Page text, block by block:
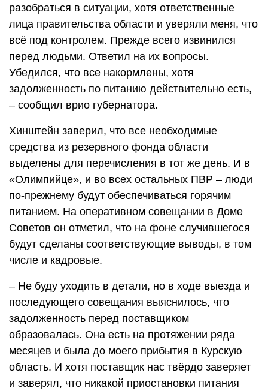
разобраться в ситуации, хотя ответственные
лица правительства области и уверяли меня, что
всё под контролем. Прежде всего извинился
перед людьми. Ответил на их вопросы.
Убедился, что все накормлены, хотя
задолженность по питанию действительно есть,
– сообщил врио губернатора.
Хинштейн заверил, что все необходимые
средства из резервного фонда области
выделены для перечисления в тот же день. И в
«Олимпийце», и во всех остальных ПВР – люди
по-прежнему будут обеспечиваться горячим
питанием. На оперативном совещании в Доме
Советов он отметил, что на фоне случившегося
будут сделаны соответствующие выводы, в том
числе и кадровые.
– Не буду уходить в детали, но в ходе выезда и
последующего совещания выяснилось, что
задолженность перед поставщиком
образовалась. Она есть на протяжении ряда
месяцев и была до моего прибытия в Курскую
область. И хотя поставщик нас твёрдо заверяет
и заверял, что никакой приостановки питания